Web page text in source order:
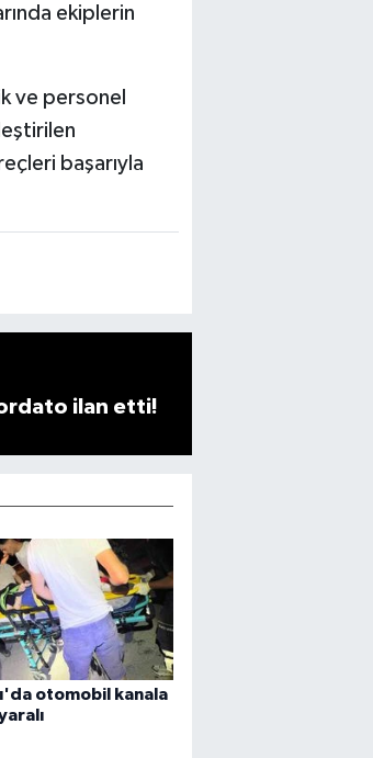
ekiplerin
ve personel
başarıyla
ilan etti!
otomobil kanala